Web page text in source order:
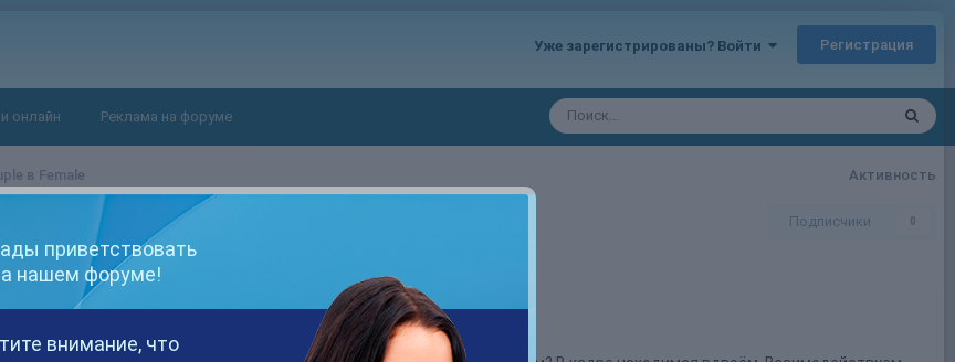
Уже зарегистрированы? Войти Регистрация
онлайн Реклама на форуме
Активность
в Female
Подписчики 0
приветствовать
нашем форуме!
внимание, что